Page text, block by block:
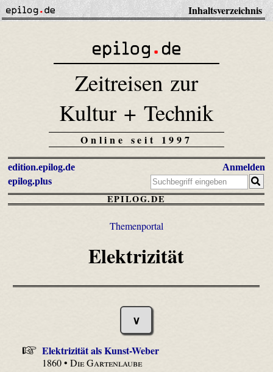
Inhaltsverzeichnis
Zeitreisen zur
Kultur + Technik
Online seit 1997
edition.epilog.de
epilog.plus
Anmelden
EPILOG.DE
Themenportal
Elektrizität
∨
Elektrizität als Kunst-Weber
1860 •Die Gartenlaube